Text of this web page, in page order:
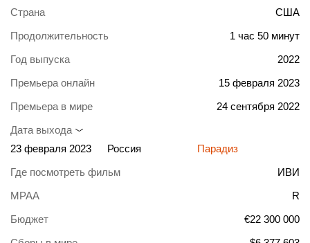
Страна
США
Продолжительность
1 час 50 минут
Год выпуска
2022
Премьера онлайн
15 февраля 2023
Премьера в мире
24 сентября 2022
Дата выхода
23 февраля 2023
Россия
Парадиз
Где посмотреть фильм
ИВИ
MPAA
R
Бюджет
€22 300 000